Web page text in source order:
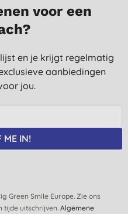
voor een
en je krijgt regelmatig
aanbiedingen
jou.
ME IN!
Green Smile Europe. Zie ons
tijde uitschrijven.Algemene